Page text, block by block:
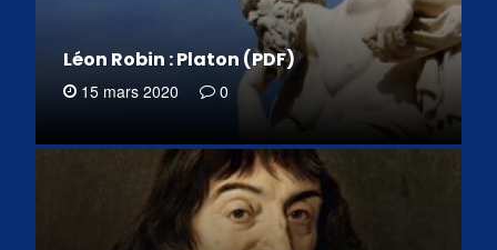
Léon Robin : Platon (PDF)
15 mars 2020 0